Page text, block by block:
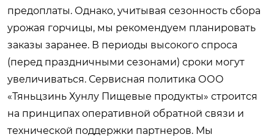
предоплаты. Однако, учитывая сезонность сбора
урожая горчицы, мы рекомендуем планировать
заказы заранее. В периоды высокого спроса
(перед праздничными сезонами) сроки могут
увеличиваться. Сервисная политика ООО
«Тяньцзинь Хунлу Пищевые продукты» строится
на принципах оперативной обратной связи и
технической поддержки партнеров. Мы